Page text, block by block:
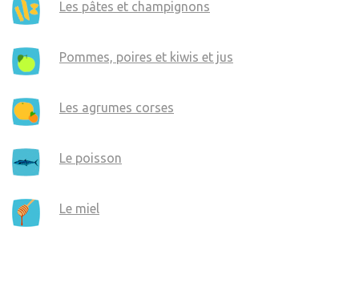
Les pâtes et champignons
Pommes, poires et kiwis et jus
Les agrumes corses
Le poisson
Le miel